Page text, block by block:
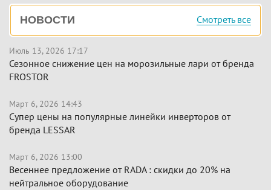
Боковая
панель
НОВОСТИ Смотреть все
Июль 13, 2026 17:17
Сезонное снижение цен на морозильные лари от бренда
FROSTOR
Март 6, 2026 14:43
Супер цены на популярные линейки инверторов от
бренда LESSAR
Март 6, 2026 13:00
Весеннее предложение от RADA : скидки до 20% на
нейтральное оборудование